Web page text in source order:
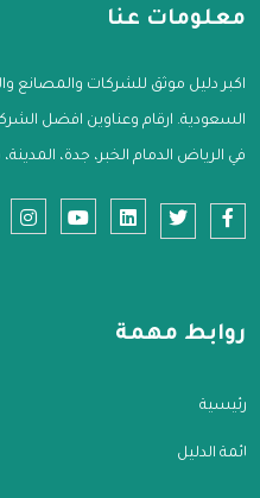
معلومات عنا
اكبر دليل موثق للشركات والمصانع
السعودية. ارقام وعناوين افضل
في الرياض الدمام الخبر، جدة،
روابط مهمة
الرئيسية
قائمة الدليل